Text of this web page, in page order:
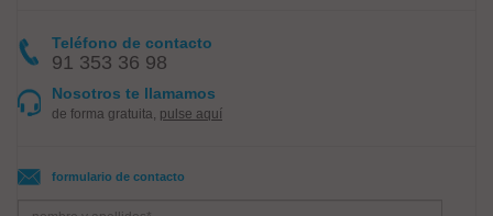
Teléfono de contacto
91 353 36 98
Nosotros te llamamos
de forma gratuita, pulse aquí
formulario de contacto